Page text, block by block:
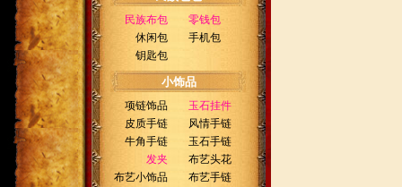
民族布包
零钱包
休闲包
手机包
钥匙包
小饰品
项链饰品
玉石挂件
皮质手链
风情手链
牛角手链
玉石手链
发夹
布艺头花
布艺小饰品
布艺手链